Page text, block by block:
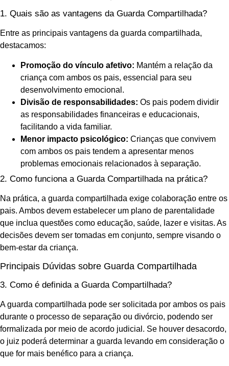
1. Quais são as vantagens da Guarda Compartilhada?
Entre as principais vantagens da guarda compartilhada,
destacamos:
Promoção do vínculo afetivo: Mantém a relação da
criança com ambos os pais, essencial para seu
desenvolvimento emocional.
Divisão de responsabilidades: Os pais podem dividir
as responsabilidades financeiras e educacionais,
facilitando a vida familiar.
Menor impacto psicológico: Crianças que convivem
com ambos os pais tendem a apresentar menos
problemas emocionais relacionados à separação.
2. Como funciona a Guarda Compartilhada na prática?
Na prática, a guarda compartilhada exige colaboração entre os
pais. Ambos devem estabelecer um plano de parentalidade
que inclua questões como educação, saúde, lazer e visitas. As
decisões devem ser tomadas em conjunto, sempre visando o
bem-estar da criança.
Principais Dúvidas sobre Guarda Compartilhada
3. Como é definida a Guarda Compartilhada?
A guarda compartilhada pode ser solicitada por ambos os pais
durante o processo de separação ou divórcio, podendo ser
formalizada por meio de acordo judicial. Se houver desacordo,
o juiz poderá determinar a guarda levando em consideração o
que for mais benéfico para a criança.